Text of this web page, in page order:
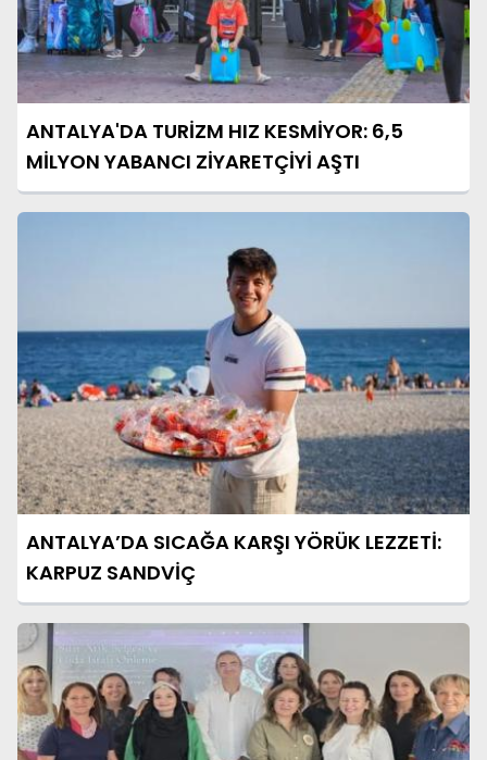
ANTALYA'DA TURİZM HIZ KESMİYOR: 6,5
MİLYON YABANCI ZİYARETÇİYİ AŞTI
ANTALYA’DA SICAĞA KARŞI YÖRÜK LEZZETİ:
KARPUZ SANDVİÇ